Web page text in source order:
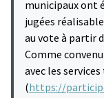
municipaux ont
jugées
au vote à partir
Comme
avec les
(https://